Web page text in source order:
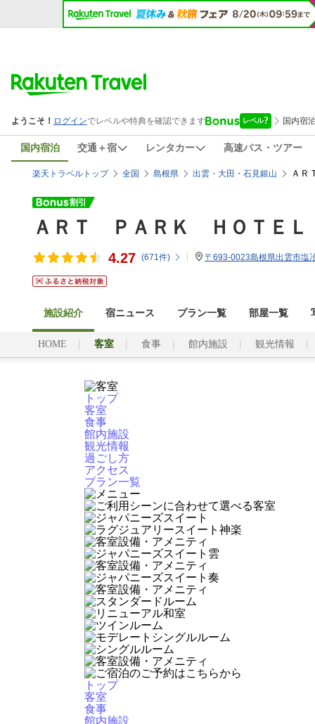
国内宿泊 交通＋宿 レンタカー 高速バス・ツアー
楽天トラベルトップ 全国 島根県 出雲・大田・石見銀山 ＡＲ
ＡＲＴ ＰＡＲＫ ＨＯＴＥＬ
4.27 (671件) 〒693-0023島根県出雲市塩
施設紹介 宿ニュース プラン一覧 部屋一覧
HOME 客室 食事 館内施設 観光情報
トップ
客室
食事
館内施設
観光情報
過ごし方
アクセス
プラン一覧
トップ
客室
食事
館内施設